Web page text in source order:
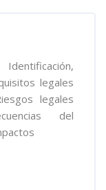
legales
legales
del